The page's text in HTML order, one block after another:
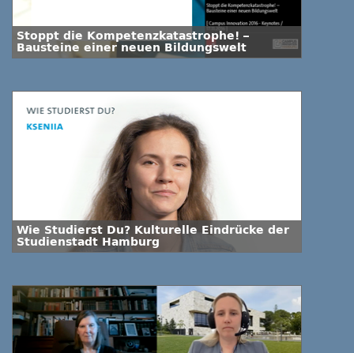
Stoppt die Kompetenzkatastrophe! –
Bausteine einer neuen Bildungswelt
Wie Studierst Du? Kulturelle Eindrücke der
Studienstadt Hamburg